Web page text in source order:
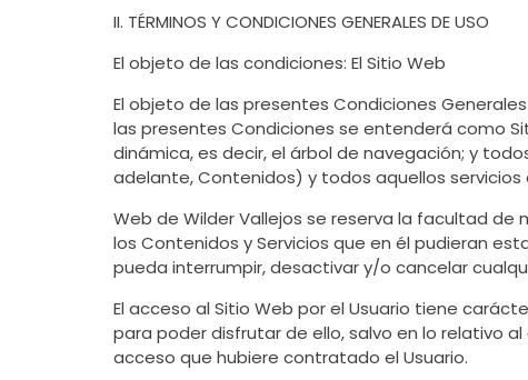
II. TÉRMINOS Y CONDICIONES GENERALES DE USO
El objeto de las condiciones: El Sitio Web
El objeto de las presentes Condiciones
las presentes Condiciones se entenderá como
dinámica, es decir, el árbol de navegación; y
adelante, Contenidos) y todos aquellos servicios
Web de Wilder Vallejos se reserva la facultad de
los Contenidos y Servicios que en él pudieran
pueda interrumpir, desactivar y/o cancelar
El acceso al Sitio Web por el Usuario tiene
para poder disfrutar de ello, salvo en lo relativo
acceso que hubiere contratado el Usuario.